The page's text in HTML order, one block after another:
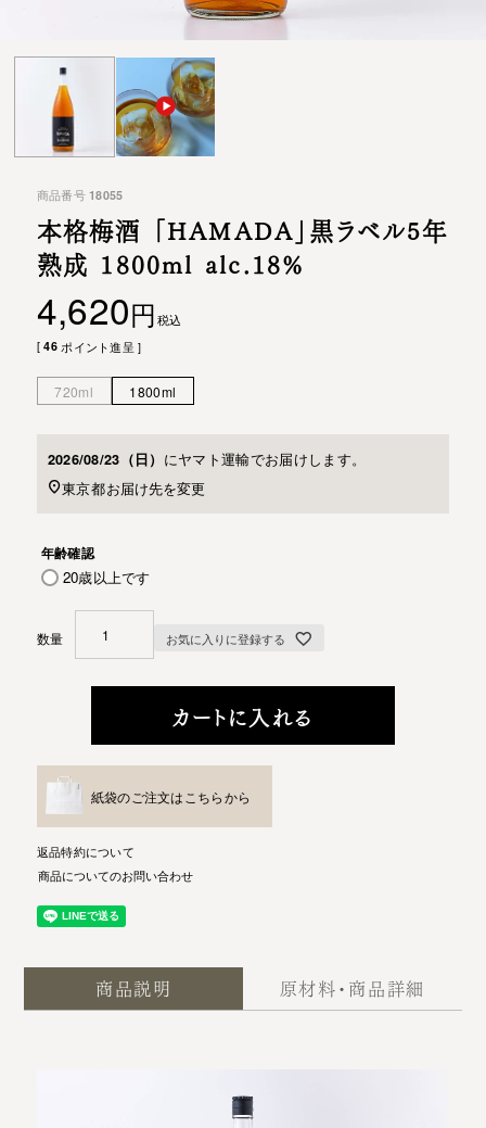
商品番号 18055
本格梅酒 「HAMADA」黒ラベル5年
熟成 1800ml alc.18%
4,620
税込
[ 46 ポイント進呈 ]
720ml 1800ml
2026/08/23（日） にヤマト運輸でお届けします。
東京都お届け先を変更
年齢確認
20歳以上です
お気に入りに登録する
カートに入れる
紙袋のご注文はこちらから
返品特約について
商品についてのお問い合わせ
商品説明 原材料・商品詳細